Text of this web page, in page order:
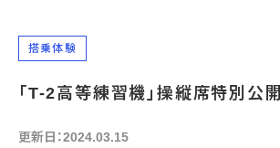
中文（繁體字）
한국어
年間パスポート
フロアガイド
よくあるご質問
企画展
開催中・開催予定の企画展
常設展示
イベント・講座
開催中・開催予定のイベント
教室・講座・講演
博物館としての取組み
搭乗体験
「T-2高等練習機」操縦席特別公開
更新日：2024.03.15